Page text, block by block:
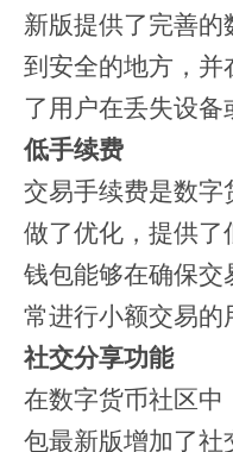
新版提供了完善
到安全的地方，并
了用户在丢失设
低手续费
交易手续费是数字
做了优化，提供了
钱包能够在确保交
常进行小额交易的
社交分享功能
在数字货币社区中
包最新版增加了社